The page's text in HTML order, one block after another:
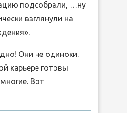
подсобрали, …ну
взглянули на
Они не одиноки.
карьере готовы
Вот